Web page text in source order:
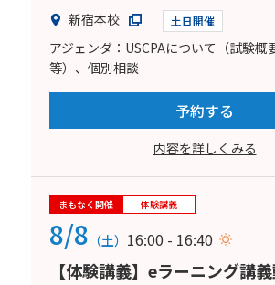
新宿本校 土日開催
アジェンダ：USCPAについて（試験概
等）、個別相談
予約する
内容を詳しくみる
まもなく開催 体験講義
8/8 （土） 16:00 - 16:40
【体験講義】eラーニング講